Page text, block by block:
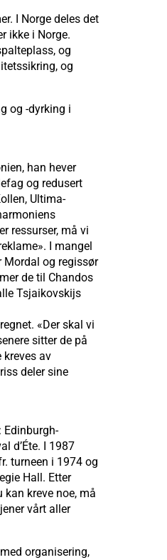
I Norge deles det
ikke i Norge.
og
og
og -dyrking i
han hever
og redusert
Ultima-
ressurser, må vi
I mangel
Mordal og regissør
de til Chandos
Tsjaikovskijs
«Der skal vi
sitter de på
kreves av
deler sine
Edinburgh-
d’Éte. I 1987
turneen i 1974 og
Hall. Etter
kreve noe, må
vårt aller
organisering,